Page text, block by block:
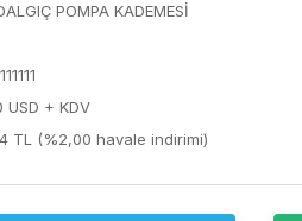
POMPA KADEMESİ
USD + KDV
TL (%2,00 havale indirimi)